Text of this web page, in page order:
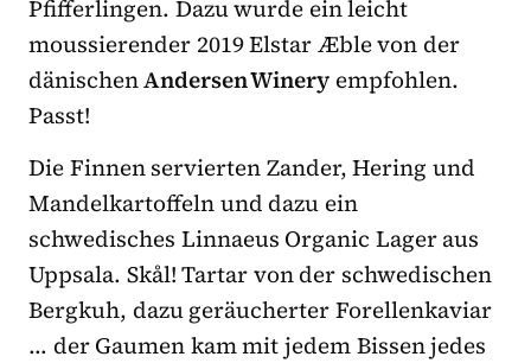
Pfifferlingen. Dazu wurde ein leicht
moussierender 2019 Elstar Æble von der
dänischenAndersen Winery empfohlen.
Passt!
Die Finnen servierten Zander, Hering und
Mandelkartoffeln und dazu ein
schwedisches Linnaeus Organic Lager aus
Uppsala. Skål! Tartar von der schwedischen
Bergkuh, dazu geräucherter Forellenkaviar
… der Gaumen kam mit jedem Bissen jedes